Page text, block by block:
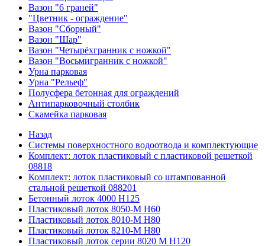
Вазон "6 граней"
"Цветник - ограждение"
Вазон "Сборный"
Вазон "Шар"
Вазон "Четырёхгранник с ножкой"
Вазон "Восьмигранник с ножкой"
Урна парковая
Урна "Рельеф"
Полусфера бетонная для ограждений
Антипарковочный столбик
Скамейка парковая
Назад
Системы поверхностного водоотвода и комплектующие
Комплект: лоток пластиковый с пластиковой решеткой
08818
Комплект: лоток пластиковый со штампованной
стальной решеткой 088201
Бетонный лоток 4000 Н125
Пластиковый лоток 8050-М H60
Пластиковый лоток 8010-М H80
Пластиковый лоток 8210-М H80
Пластиковый лоток серии 8020 М H120